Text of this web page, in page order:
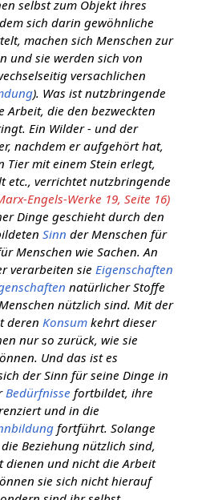
selbst zum Objekt ihres
sich darin gewöhnliche
machen sich Menschen zur
und sie werden sich von
versachlichen
). Was ist nutzbringende
Arbeit, die den bezweckten
Ein Wilder - und der
nachdem er aufgehört hat,
Tier mit einem Stein erlegt,
etc., verrichtet nutzbringende
Engels-Werke 19, Seite 16)
Dinge geschieht durch den
Sinn der Menschen für
Menschen wie Sachen. An
verarbeiten sie Eigenschaften
natürlicher Stoffe
nützlich sind. Mit der
deren Konsumkehrt dieser
nur so zurück, wie sie
Und das ist es
der Sinn für seine Dinge in
Bedürfnisse fortbildet, ihre
und in die
fortführt. Solange
Beziehung nützlich sind,
dienen und nicht die Arbeit
sie sich nicht hierauf